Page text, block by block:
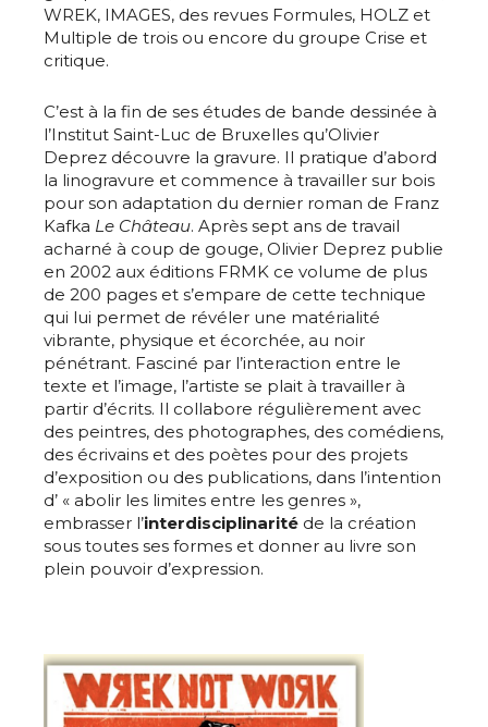
Adresse email*
Nom
Prénom
Statut / Organisation
J'accepte les termes et conditions
Adresse email*
Nom
Statut / Organisation
WREK, IMAGES, des revues Formules, HOLZ et
Multiple de trois ou encore du groupe Crise et
critique.
C’est à la fin de ses études de bande dessinée à
l’Institut Saint-Luc de Bruxelles qu’Olivier
Deprez découvre la gravure. Il pratique d’abord
la linogravure et commence à travailler sur bois
pour son adaptation du dernier roman de Franz
Kafka Le Château. Après sept ans de travail
acharné à coup de gouge, Olivier Deprez publie
en 2002 aux éditions FRMK ce volume de plus
de 200 pages et s’empare de cette technique
qui lui permet de révéler une matérialité
vibrante, physique et écorchée, au noir
pénétrant. Fasciné par l’interaction entre le
texte et l’image, l’artiste se plait à travailler à
partir d’écrits. Il collabore régulièrement avec
des peintres, des photographes, des comédiens,
des écrivains et des poètes pour des projets
d’exposition ou des publications, dans l’intention
d’ « abolir les limites entre les genres »,
embrasser l’interdisciplinarité de la création
sous toutes ses formes et donner au livre son
plein pouvoir d’expression.